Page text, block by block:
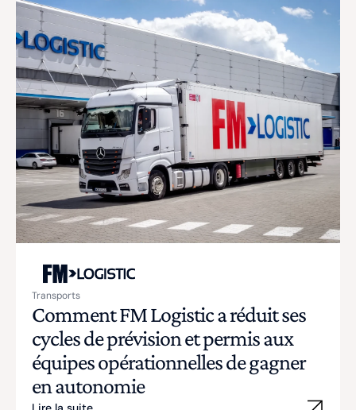
Transports
Comment FM Logistic a réduit ses
cycles de prévision et permis aux
équipes opérationnelles de gagner
en autonomie